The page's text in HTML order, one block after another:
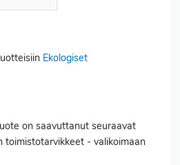
Ekologiset
on saavuttanut seuraavat
toimistotarvikkeet - valikoimaan